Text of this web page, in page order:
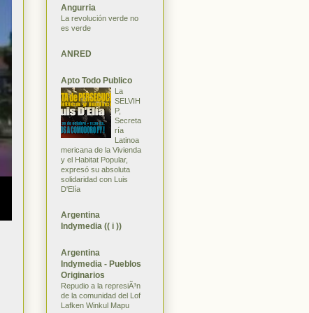
Angurria
La revolución verde no
es verde
ANRED
Apto Todo Publico
La
SELVIH
P,
Secreta
ría
Latinoa
mericana de la Vivienda
y el Habitat Popular,
expresó su absoluta
solidaridad con Luis
D'Elía
Argentina
Indymedia (( i ))
Argentina
Indymedia - Pueblos
Originarios
Repudio a la represiÃ³n
de la comunidad del Lof
Lafken Winkul Mapu